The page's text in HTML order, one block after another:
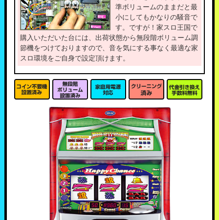
準ボリュームのままだと最
小にしてもかなりの騒音で
す。ですが！家スロ王国で
購入いただいた台には、出荷状態から無段階ボリューム調
節機をつけておりますので、音を気にする事なく最適な家
スロ環境をご自身で設定頂けます。